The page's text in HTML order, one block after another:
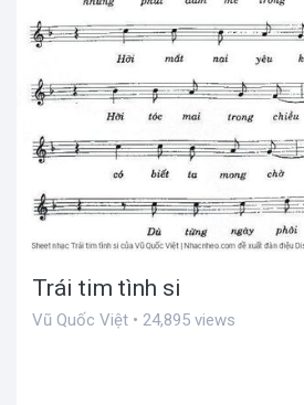
Trái tim tình si
Vũ Quốc Việt • 24,895 views